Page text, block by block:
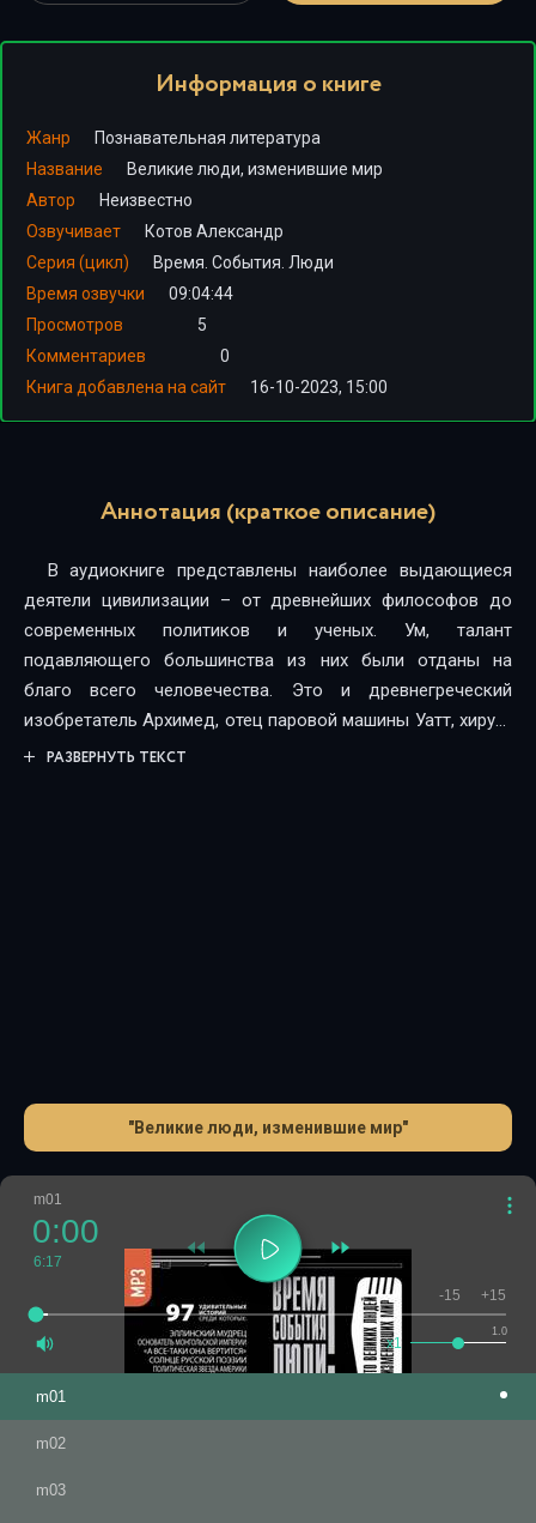
Информация о книге
Жанр
Познавательная литература
Название
Великие люди, изменившие мир
Автор
Неизвестно
Озвучивает
Котов Александр
Серия (цикл)
Время. События. Люди
Время озвучки
09:04:44
Просмотров
5
Комментариев
0
Книга добавлена на сайт
16-10-2023, 15:00
Аннотация (краткое описание)
В аудиокниге представлены наиболее выдающиеся
деятели цивилизации – от древнейших философов до
современных политиков и ученых. Ум, талант
подавляющего большинства из них были отданы на
благо всего человечества. Это и древнегреческий
изобретатель Архимед, отец паровой машины Уатт, хирург
от бога Пирогов, создатели кинематографа братья
РАЗВЕРНУТЬ ТЕКСТ
"Великие люди, изменившие мир"
m01
0:00
6:17
1.0
x1
-15 +15
m01
m02
m03